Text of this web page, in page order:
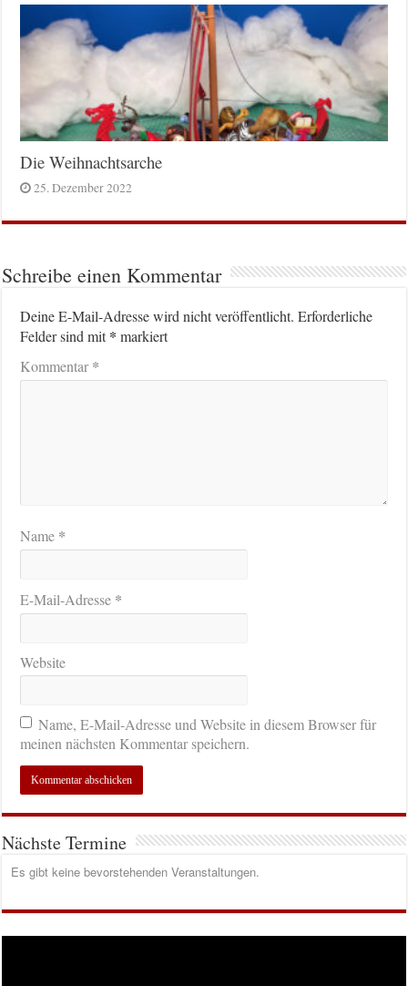
Die Weihnachtsarche
25. Dezember 2022
Schreibe einen Kommentar
Deine E-Mail-Adresse wird nicht veröffentlicht. Erforderliche
Felder sind mit* markiert
Kommentar*
Name *
E-Mail-Adresse *
Website
Name, E-Mail-Adresse und Website in diesem Browser für
meinen nächsten Kommentar speichern.
Nächste Termine
Es gibt keine bevorstehenden Veranstaltungen.